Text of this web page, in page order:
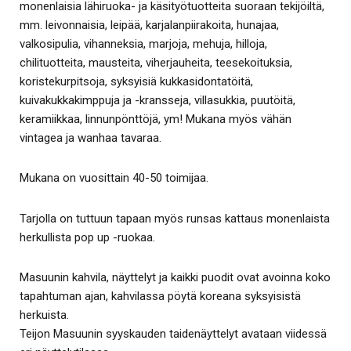
monenlaisia lähiruoka- ja käsityötuotteita suoraan tekijöiltä,
mm. leivonnaisia, leipää, karjalanpiirakoita, hunajaa,
valkosipulia, vihanneksia, marjoja, mehuja, hilloja,
chilituotteita, mausteita, viherjauheita, teesekoituksia,
koristekurpitsoja, syksyisiä kukkasidontatöitä,
kuivakukkakimppuja ja -kransseja, villasukkia, puutöitä,
keramiikkaa, linnunpönttöjä, ym! Mukana myös vähän
vintagea ja wanhaa tavaraa.
Mukana on vuosittain 40-50 toimijaa.
Tarjolla on tuttuun tapaan myös runsas kattaus monenlaista
herkullista pop up -ruokaa.
Masuunin kahvila, näyttelyt ja kaikki puodit ovat avoinna koko
tapahtuman ajan, kahvilassa pöytä koreana syksyisistä
herkuista.
Teijon Masuunin syyskauden taidenäyttelyt avataan viidessä